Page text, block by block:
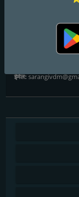
http://
Radio Sarangi
ईमेल: